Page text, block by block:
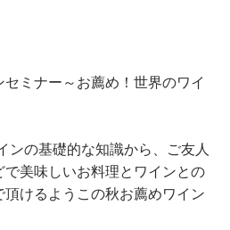
セミナー～お薦め！世界のワイ
ンの基礎的な知識から、ご友人
で美味しいお料理とワインとの
けるようこの秋お薦めワイン